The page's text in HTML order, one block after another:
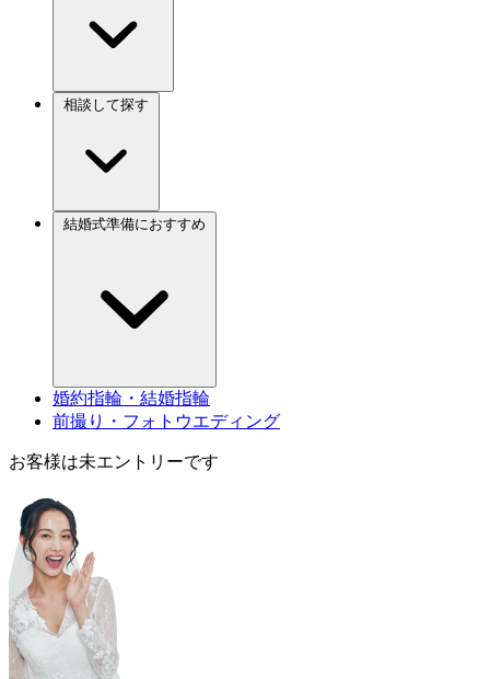
婚約指輪・結婚指輪
前撮り・フォトウエディング
お客様は未エントリーです